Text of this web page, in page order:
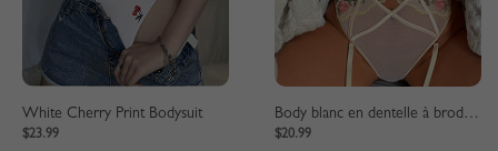
White Cherry Print Bodysuit
$23.99
Body blanc en dentelle à broderie florale à col en V
$20.99